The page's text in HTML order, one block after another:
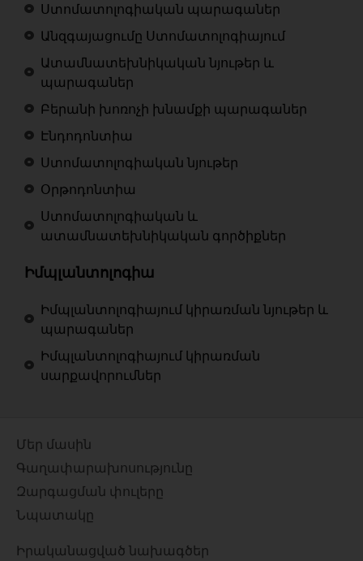
Ստոմատոլոգիական պարագաներ
Անզգայացումը Ստոմատոլոգիայում
Ատամնատեխնիկական նյութեր և
պարագաներ
Բերանի խոռոչի խնամքի պարագաներ
Էնդոդոնտիա
Ստոմատոլոգիական նյութեր
Օրթոդոնտիա
Ստոմատոլոգիական և
ատամնատեխնիկական գործիքներ
Իմպլանտոլոգիա
Իմպլանտոլոգիայում կիրառման նյութեր և
պարագաներ
Իմպլանտոլոգիայում կիրառման
սարքավորումներ
Մեր մասին
Գաղափարախոսությունը
Զարգացման փուլերը
Նպատակը
Իրականացված նախագծեր